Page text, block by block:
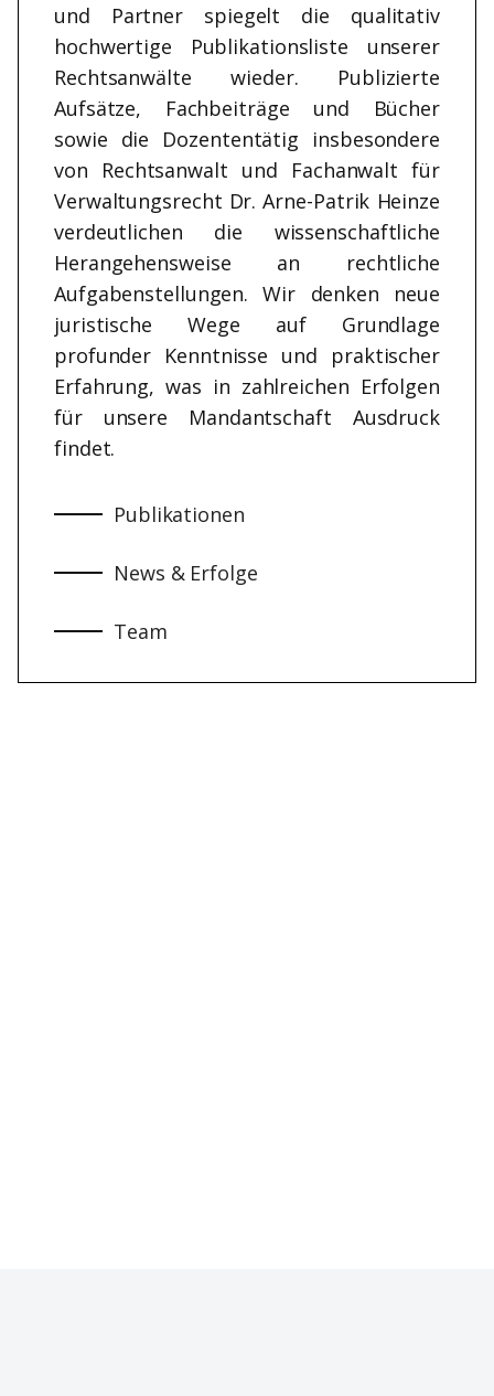
und Partner spiegelt die qualitativ
hochwertige Publikationsliste unserer
Rechtsanwälte wieder. Publizierte
Aufsätze, Fachbeiträge und Bücher
sowie die Dozententätig insbesondere
von Rechtsanwalt und Fachanwalt für
Verwaltungsrecht Dr. Arne-Patrik Heinze
verdeutlichen die wissenschaftliche
Herangehensweise an rechtliche
Aufgabenstellungen. Wir denken neue
juristische Wege auf Grundlage
profunder Kenntnisse und praktischer
Erfahrung, was in zahlreichen Erfolgen
für unsere Mandantschaft Ausdruck
findet.
Publikationen
News & Erfolge
Team